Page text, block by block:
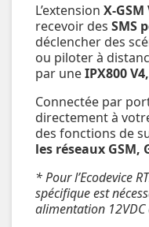
L’extension X-GSM
recevoir des SMS
déclencher des
ou piloter à
par uneIPX800
Connectée par
directement à
des fonctions de
les réseaux GSM,
* Pour l’Ecodevice
spécifique est
alimentation